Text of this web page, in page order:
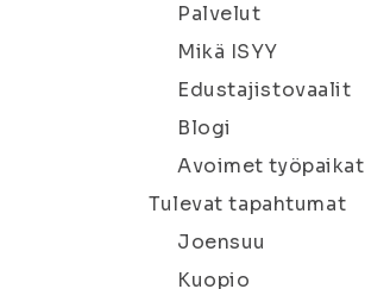
Palvelut
Mikä ISYY
Edustajistovaalit
Blogi
Avoimet työpaikat
Tulevat tapahtumat
Joensuu
Kuopio